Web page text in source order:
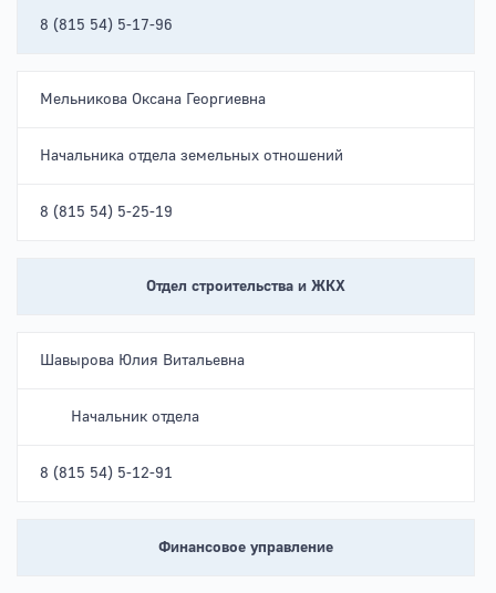
8 (815 54) 5-17-96
Мельникова Оксана Георгиевна
Начальника отдела земельных отношений
8 (815 54) 5-25-19
Отдел строительства и ЖКХ
Шавырова Юлия Витальевна
Начальник отдела
8 (815 54) 5-12-91
Финансовое управление